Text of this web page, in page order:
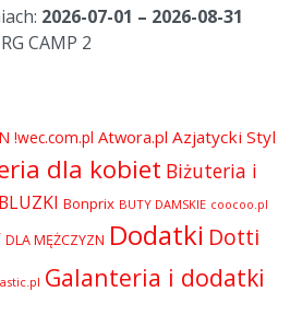
2026-07-01 – 2026-08-31
RG CAMP 2
!wec.com.pl Atwora.pl Azjatycki Styl
dla kobiet Biżuteria i
BLUZKI Bonprix BUTY DAMSKIE coocoo.pl
DLA MĘŻCZYZN Dodatki Dotti
Galanteria i dodatki